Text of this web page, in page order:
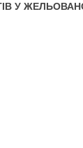
У